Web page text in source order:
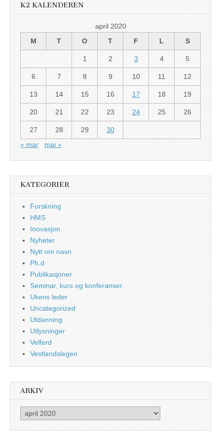
K2 KALENDEREN
april 2020
M
T O T F L S
1 2 3 4 5
6 7 8 9 10 11 12
13 14 15 16 17 18 19
20 21 22 23 24 25 26
27 28 29
30
« mar
mai »
KATEGORIER
Forskning
HMS
Inovasjon
Nyheter
Nytt om navn
Ph.d
Publikasjoner
Seminar, kurs og konferanser
Ukens leder
Uncategorized
Utdanning
Utlysninger
Velferd
Vestlandslegen
ARKIV